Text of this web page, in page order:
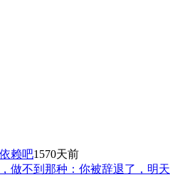
赖吧1570天前
做不到那种：你被辞退了，明